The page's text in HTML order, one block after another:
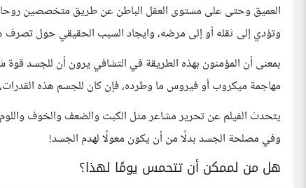
العميق وحتى على مستوى العقل الباطن عن طريق متخصصين
وتؤدي إلى ثقله أو إلى مرضه، وايجاد السبب الحقيقي حول تصرف
بمعنى أن المؤمنون بهذه الطريقة في التشافي يرون أن للجسد قوة
مهاجمة ميكروب أو فيروس ما وطرده، فإن كان للجسم هذه
يتحدث الفيلم عن تحرير مشاعر مثل الكبت والضعف والخوف
وفي مصلحة الجسد بدلًا من أن يكون معولًا لهدم الجسد!
هل من لممكن أن تتحمس يومًا لهذا؟